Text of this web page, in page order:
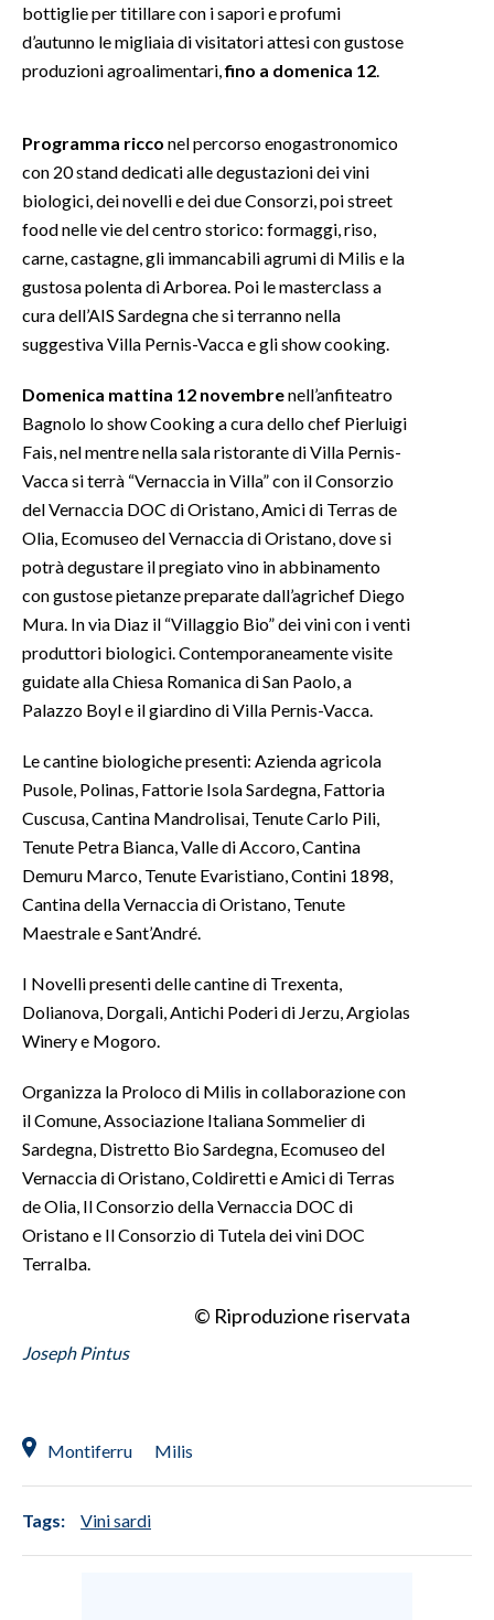
#CARAUNIONE
3 MINUTI CON
INFO AZIENDE
ANNUNCI
NECROLOGI
PUBBLICITÀ
SPIAGGE
STORE
bottiglieper titillare con i sapori e profumi
d’autunno le migliaia di visitatori attesi con gustose
produzioni agroalimentari,fino a domenica 12
Programma ricco nel percorso enogastronomico
con 20 stand dedicati alle degustazioni dei vini
biologici, dei novelli e dei due Consorzi, poi street
food nelle vie del centro storico: formaggi, riso,
carne, castagne, gli immancabili agrumi di Milis e la
gustosa polenta di Arborea. Poi le masterclass a
cura dell’AIS Sardegna che si terranno nella
suggestiva Villa Pernis-Vacca e gli show cooking.
Domenica mattina 12 novembrenell’anfiteatro
Bagnolo lo show Cooking a cura dello chef Pierluigi
Fais, nel mentre nella sala ristorante di Villa Pernis-
Vacca si terrà “Vernaccia in Villa” con il Consorzio
del Vernaccia DOC di Oristano, Amici di Terras de
Olia, Ecomuseo del Vernaccia di Oristano, dove si
potrà degustare il pregiato vino in abbinamento
con gustose pietanze preparate dall’agrichef Diego
Mura. In via Diaz il “Villaggio Bio” dei vini con i venti
produttori biologici. Contemporaneamente visite
guidate alla Chiesa Romanica di San Paolo, a
Palazzo Boyl e il giardino di Villa Pernis-Vacca.
Le cantine biologiche presenti: Azienda agricola
Pusole, Polinas, Fattorie Isola Sardegna, Fattoria
Cuscusa, Cantina Mandrolisai, Tenute Carlo Pili,
Tenute Petra Bianca, Valle di Accoro, Cantina
Demuru Marco, Tenute Evaristiano, Contini 1898,
Cantina della Vernaccia di Oristano, Tenute
Maestrale e Sant’André.
I Novelli presenti delle cantine di Trexenta,
Dolianova, Dorgali, Antichi Poderi di Jerzu, Argiolas
Winery e Mogoro.
Organizza la Proloco di Milis in collaborazione con
il Comune, Associazione Italiana Sommelier di
Sardegna, Distretto Bio Sardegna, Ecomuseo del
Vernaccia di Oristano, Coldiretti e Amici di Terras
de Olia, Il Consorzio della Vernaccia DOC di
Oristano e Il Consorzio di Tutela dei vini DOC
Terralba.
© Riproduzione riservata
Joseph Pintus
Montiferru Milis
Tags: Vini sardi